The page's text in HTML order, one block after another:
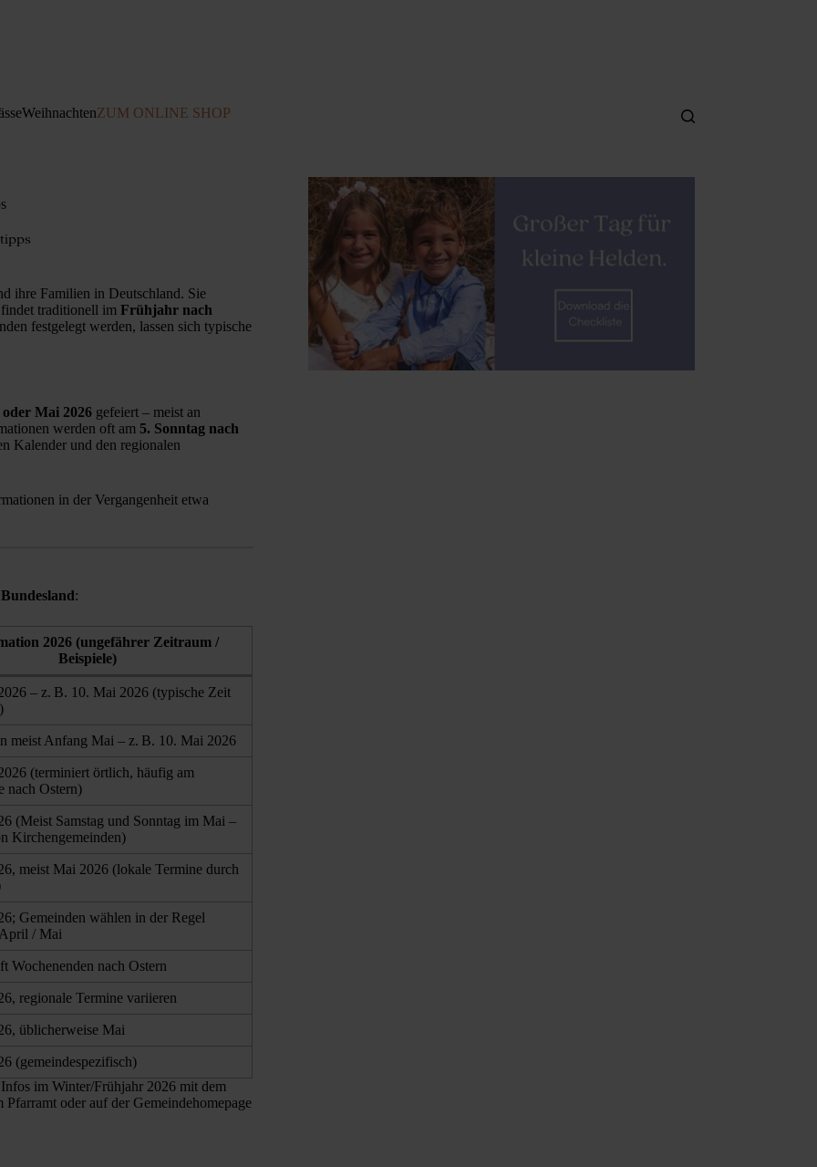
WeihnachtenZUM ONLINE SHOP
ihre Familien in Deutschland. Sie
traditionell im Frühjahr nach
festgelegt werden, lassen sich typische
Mai 2026 gefeiert – meist an
werden oft am 5. Sonntag nach
Kalender und den regionalen
in der Vergangenheit etwa
:
2026 (ungefährer Zeitraum /
Beispiele)
– z. B. 10. Mai 2026 (typische Zeit
meist Anfang Mai – z. B. 10. Mai 2026
(terminiert örtlich, häufig am
nach Ostern)
(Meist Samstag und Sonntag im Mai –
Kirchengemeinden)
meist Mai 2026 (lokale Termine durch
Gemeinden wählen in der Regel
/ Mai
Wochenenden nach Ostern
regionale Termine variieren
üblicherweise Mai
(gemeindespezifisch)
im Winter/Frühjahr 2026 mit dem
oder auf der Gemeindehomepage